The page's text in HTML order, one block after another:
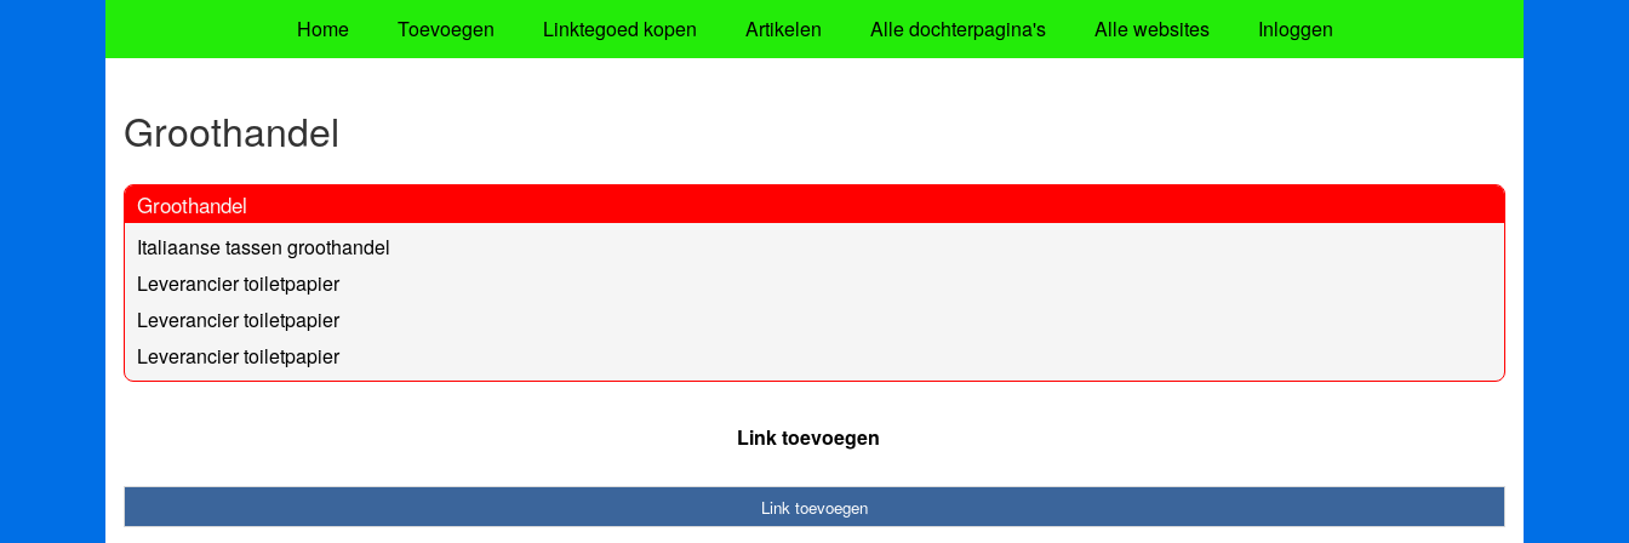
Home Toevoegen Linktegoed kopen Artikelen Alle dochterpagina's Alle websites Inloggen
Groothandel
Groothandel
Italiaanse tassen groothandel
Leverancier toiletpapier
Leverancier toiletpapier
Leverancier toiletpapier
Link toevoegen
Link toevoegen